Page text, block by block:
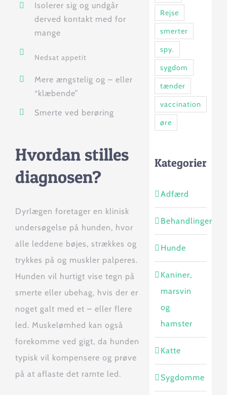
Isolerer sig og undgår
derved kontakt med for
mange
Nedsat appetit
Mere ængstelig og – eller
“klæbende”
Smerte ved berøring
Hvordan stilles
diagnosen?
Dyrlægen foretager en klinisk
undersøgelse på hunden, hvor
alle leddene bøjes, strækkes og
trykkes på og muskler palperes.
Hunden vil hurtigt vise tegn på
smerte eller ubehag, hvis der er
noget galt med et – eller flere
led. Muskelømhed kan også
forekomme ved gigt, da hunden
typisk vil kompensere og prøve
på at aflaste det ramte led.
Rejse
smerter
spy.
sygdom
tænder
vaccination
øre
Kategorier
Adfærd
Behandlinger
Hunde
Kaniner,
marsvin
og
hamster
Katte
Sygdomme